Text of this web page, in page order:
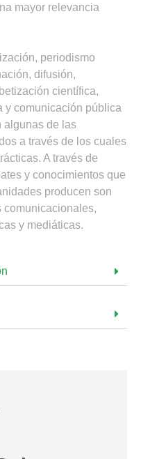
mayor relevancia
periodismo
difusión,
científica,
y comunicación pública
algunas de las
a través de los cuales
A través de
y conocimientos que
producen son
comunicacionales,
y mediáticas.